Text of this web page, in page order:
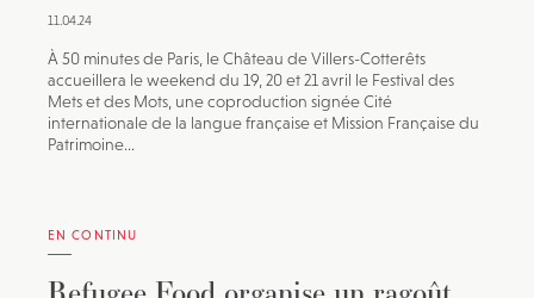
11.04.24
À 50 minutes de Paris, le Château de Villers-Cotterêts
accueillera le weekend du 19, 20 et 21 avril le Festival des
Mets et des Mots, une coproduction signée Cité
internationale de la langue française et Mission Française du
Patrimoine...
EN CONTINU